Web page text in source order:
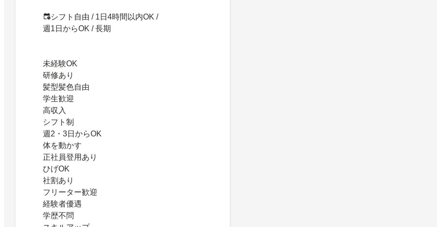
シフト自由 / 1日4時間以内OK /
週1日からOK / 長期
未経験OK
研修あり
髪型髪色自由
学生歓迎
高収入
シフト制
週2・3日からOK
体を動かす
正社員登用あり
ひげOK
社割あり
フリーター歓迎
経験者優遇
学歴不問